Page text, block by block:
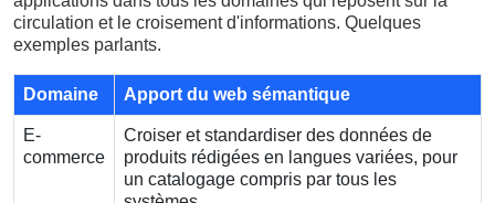
circulation et le croisement d'informations. Quelques
exemples parlants.
Domaine Apport du web sémantique
E-
commerce
Croiser et standardiser des données de
produits rédigées en langues variées, pour
un catalogage compris par tous les